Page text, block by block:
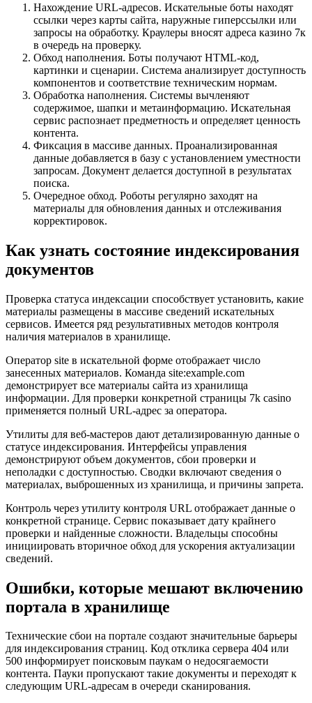
Нахождение URL-адресов. Искательные боты находят
ссылки через карты сайта, наружные гиперссылки или
запросы на обработку. Краулеры вносят адреса казино 7к
в очередь на проверку.
Обход наполнения. Боты получают HTML-код,
картинки и сценарии. Система анализирует доступность
компонентов и соответствие техническим нормам.
Обработка наполнения. Системы вычленяют
содержимое, шапки и метаинформацию. Искательная
сервис распознает предметность и определяет ценность
контента.
Фиксация в массиве данных. Проанализированная
данные добавляется в базу с установлением уместности
запросам. Документ делается доступной в результатах
поиска.
Очередное обход. Роботы регулярно заходят на
материалы для обновления данных и отслеживания
корректировок.
Как узнать состояние индексирования
документов
Проверка статуса индексации способствует установить, какие
материалы размещены в массиве сведений искательных
сервисов. Имеется ряд результативных методов контроля
наличия материалов в хранилище.
Оператор site в искательной форме отображает число
занесенных материалов. Команда site:example.com
демонстрирует все материалы сайта из хранилища
информации. Для проверки конкретной страницы 7k casino
применяется полный URL-адрес за оператора.
Утилиты для веб-мастеров дают детализированную данные о
статусе индексирования. Интерфейсы управления
демонстрируют объем документов, сбои проверки и
неполадки с доступностью. Сводки включают сведения о
материалах, выброшенных из хранилища, и причины запрета.
Контроль через утилиту контроля URL отображает данные о
конкретной странице. Сервис показывает дату крайнего
проверки и найденные сложности. Владельцы способны
инициировать вторичное обход для ускорения актуализации
сведений.
Ошибки, которые мешают включению
портала в хранилище
Технические сбои на портале создают значительные барьеры
для индексирования страниц. Код отклика сервера 404 или
500 информирует поисковым паукам о недосягаемости
контента. Пауки пропускают такие документы и переходят к
следующим URL-адресам в очереди сканирования.